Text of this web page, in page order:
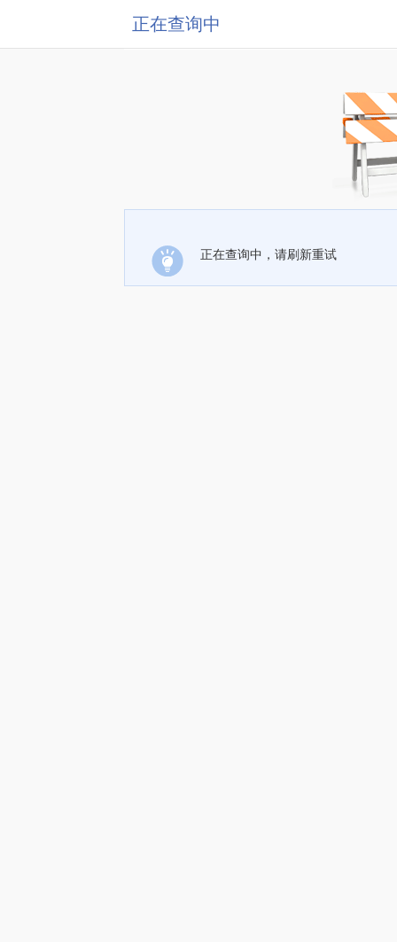
正在查询中
正在查询中，请刷新重试